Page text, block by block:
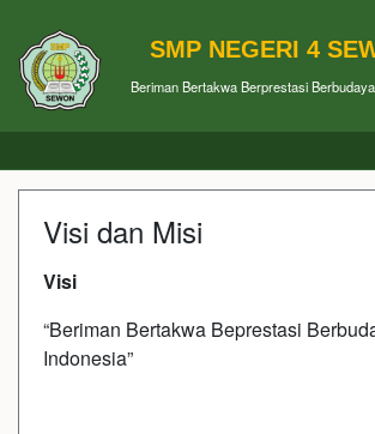
SMP NEGERI 4
Beriman Bertakwa Berprestasi
Visi dan Misi
Visi
“Beriman Bertakwa Beprestasi
Indonesia”